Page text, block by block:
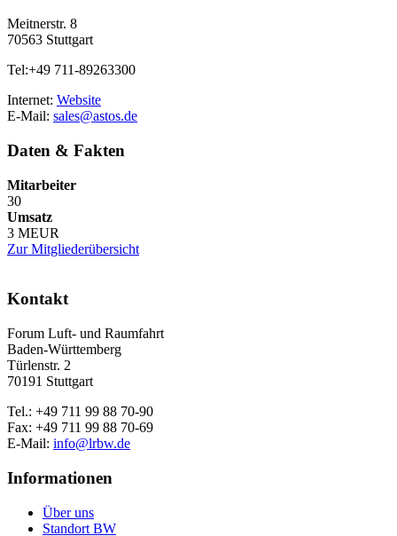
Meitnerstr. 8
70563 Stuttgart
Tel:+49 711-89263300
Internet: Website
E-Mail: sales@astos.de
Daten & Fakten
Mitarbeiter
30
Umsatz
3 MEUR
Zur Mitgliederübersicht
Kontakt
Forum Luft- und Raumfahrt
Baden-Württemberg
Türlenstr. 2
70191 Stuttgart
Tel.: +49 711 99 88 70-90
Fax: +49 711 99 88 70-69
E-Mail: info@lrbw.de
Informationen
Über uns
Standort BW